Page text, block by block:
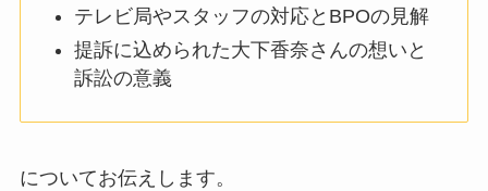
テレビ局やスタッフの対応とBPOの見解
提訴に込められた大下香奈さんの想いと
訴訟の意義
についてお伝えします。